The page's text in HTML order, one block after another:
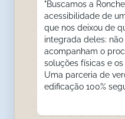
"Buscamos a
acessibilidade de
que nos deixou de
integrada deles:
acompanham o
soluções físicas e
Uma parceria de
edificação 100%